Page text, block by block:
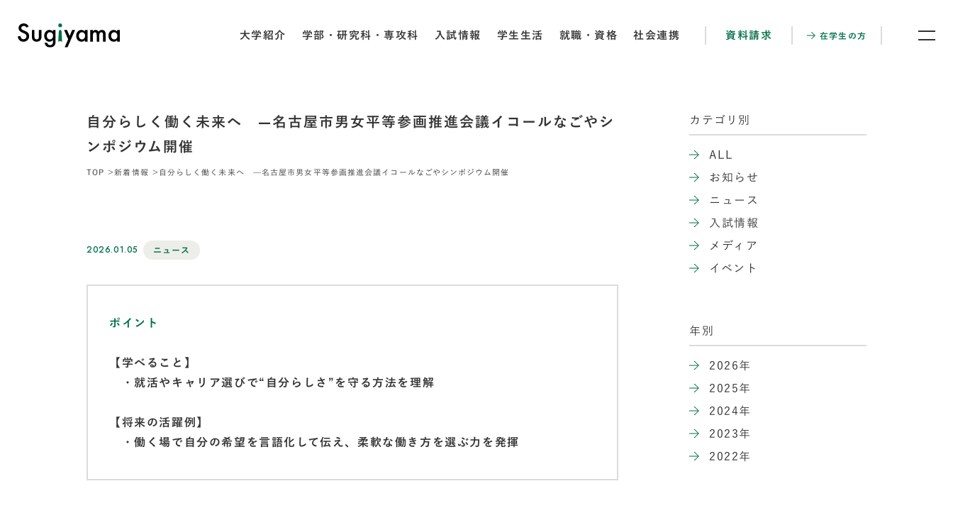
大学紹介 学部・研究科・専攻科 入試情報 学生生活 就職・資格 社会連携 資料請求 在学生の方
自分らしく働く未来へ —名古屋市男女平等参画推進会議イコールなごやシ
ンポジウム開催
TOP 新着情報 自分らしく働く未来へ —名古屋市男女平等参画推進会議イコールなごやシンポジウム開催
2026.01.05 ニュース
ポイント
【学べること】
・就活やキャリア選びで“自分らしさ”を守る方法を理解
【将来の活躍例】
・働く場で自分の希望を言語化して伝え、柔軟な働き方を選ぶ力を発揮
カテゴリ別
ALL
お知らせ
ニュース
入試情報
メディア
イベント
年別
2026年
2025年
2024年
2023年
2022年